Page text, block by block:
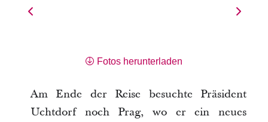
Fotos herunterladen
Am Ende der Reise besuchte Präsident
Uchtdorf noch Prag, wo er ein neues